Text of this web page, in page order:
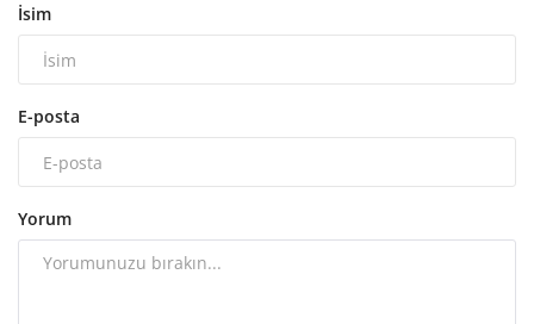
İsim
E-posta
Yorum